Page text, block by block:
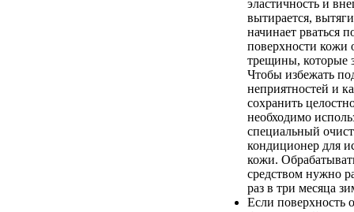
эластичность и
вытирается,
начинает рваться
поверхности кожи
трещины, которые
Чтобы избежать
неприятностей и
сохранить
необходимо
специальный
кондиционер для
кожи.
средством нужно
раз в три месяца
Если поверхность